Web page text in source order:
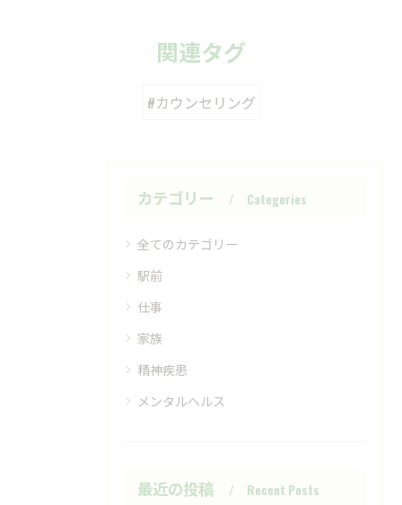
関連タグ
#カウンセリング
カテゴリー Categories
全てのカテゴリー
駅前
仕事
家族
精神疾患
メンタルヘルス
最近の投稿 Recent Posts